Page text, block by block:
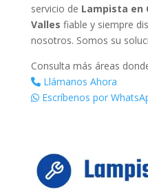
servicio de Lampista en
Valles fiable y siempre
nosotros. Somos su
Consulta más áreas
Llámanos Ahora
Escríbenos por